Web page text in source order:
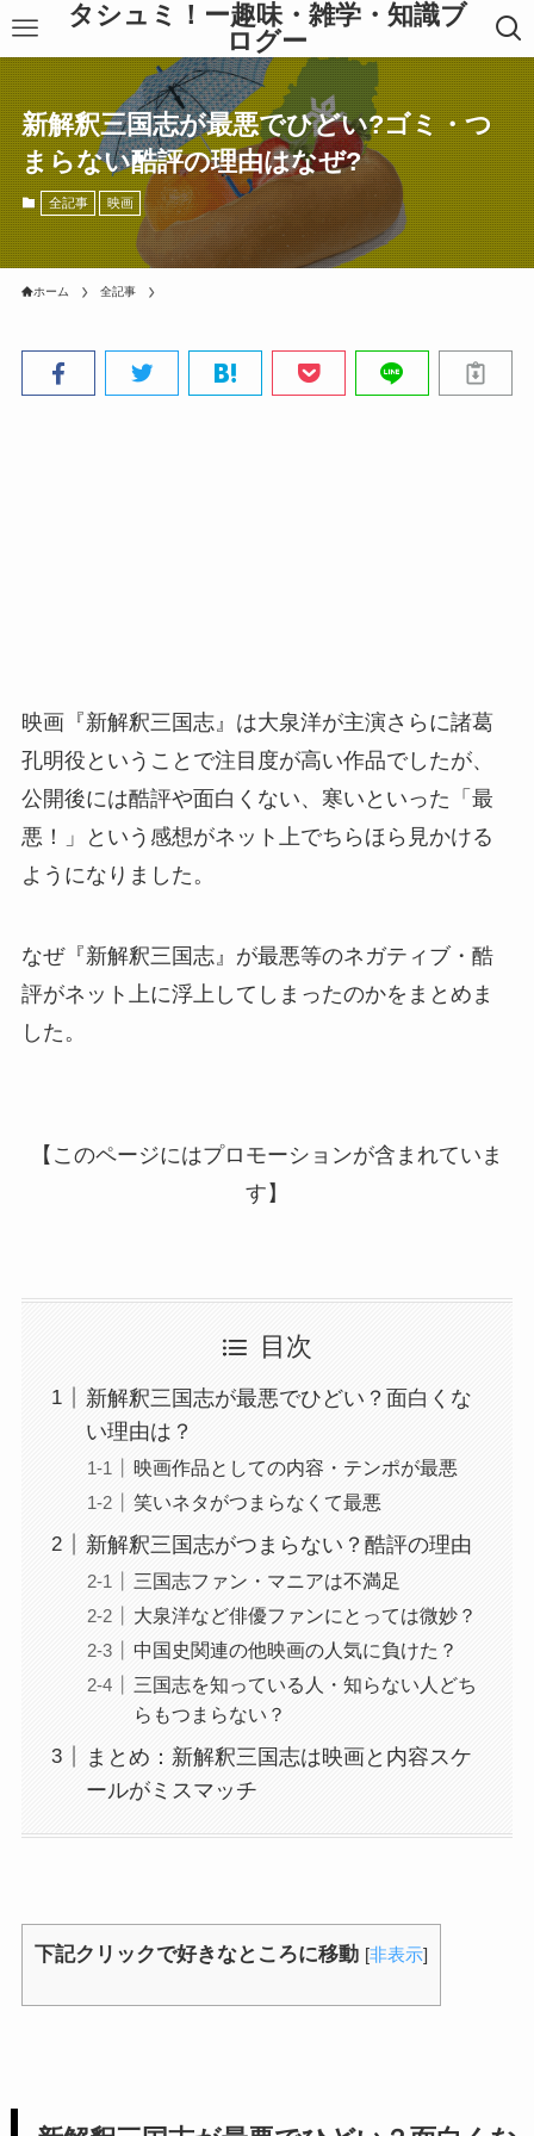
タシュミ！ー趣味・雑学・知識ブ
ログー
新解釈三国志が最悪でひどい?ゴミ・つ
まらない酷評の理由はなぜ?
全記事 映画
ホーム 全記事
映画『新解釈三国志』は大泉洋が主演さらに諸葛
孔明役ということで注目度が高い作品でしたが、
公開後には酷評や面白くない、寒いといった「最
悪！」という感想がネット上でちらほら見かける
ようになりました。
なぜ『新解釈三国志』が最悪等のネガティブ・酷
評がネット上に浮上してしまったのかをまとめま
した。
【このページにはプロモーションが含まれていま
す】
目次
新解釈三国志が最悪でひどい？面白くな
い理由は？
映画作品としての内容・テンポが最悪
笑いネタがつまらなくて最悪
新解釈三国志がつまらない？酷評の理由
三国志ファン・マニアは不満足
大泉洋など俳優ファンにとっては微妙？
中国史関連の他映画の人気に負けた？
三国志を知っている人・知らない人どち
らもつまらない？
まとめ：新解釈三国志は映画と内容スケ
ールがミスマッチ
下記クリックで好きなところに移動 [非表示]